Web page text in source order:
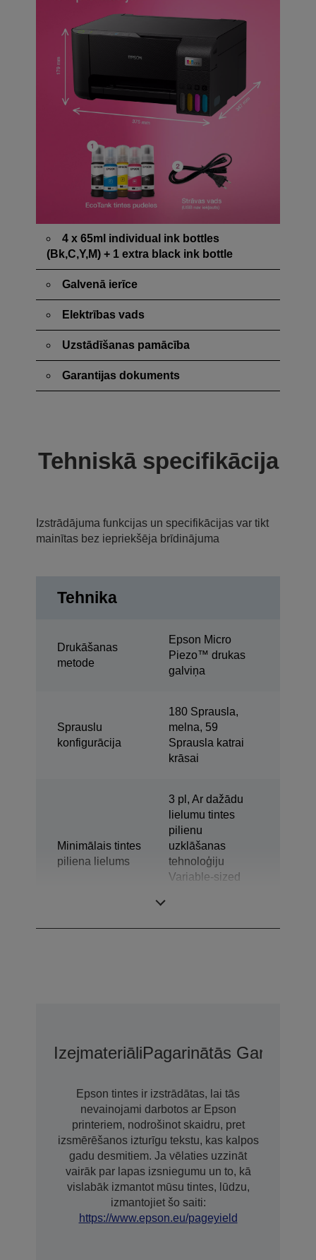
4 x 65ml individual ink bottles
(Bk,C,Y,M) + 1 extra black ink bottle
Galvenā ierīce
Elektrības vads
Uzstādīšanas pamācība
Garantijas dokuments
Tehniskā specifikācija
Izstrādājuma funkcijas un specifikācijas var tikt
mainītas bez iepriekšēja brīdinājuma
Tehnika
Drukāšanas
metode
Epson Micro
Piezo™ drukas
galviņa
Sprauslu
konfigurācija
180 Sprausla,
melna, 59
Sprausla katrai
krāsai
Minimālais tintes
piliena lielums
3 pl, Ar dažādu
lielumu tintes
pilienu
uzklāšanas
tehnoloģiju
Variable-sized
IzejmateriāliPagarinātās
Epson tintes ir izstrādātas, lai tās
nevainojami darbotos ar Epson
printeriem, nodrošinot skaidru, pret
izsmērēšanos izturīgu tekstu, kas kalpos
gadu desmitiem. Ja vēlaties uzzināt
vairāk par lapas izsniegumu un to, kā
vislabāk izmantot mūsu tintes, lūdzu,
izmantojiet šo saiti:
https://www.epson.eu/pageyield